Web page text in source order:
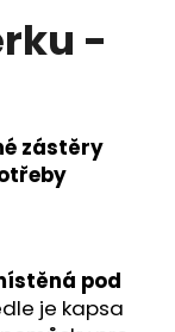
-
zástěry
pod
je kapsa